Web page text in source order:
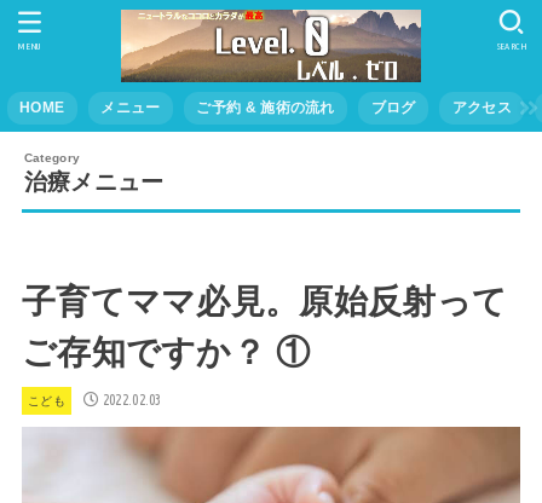
HOME メニュー ご予約 & 施術の流れ ブログ アクセス
SEARCH
MENU
治療メニュー
子育てママ必見。原始反射って
ご存知ですか？ ①
こども 2022.02.03